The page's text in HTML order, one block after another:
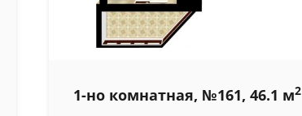
1-но комнатная, №161, 46.1 м2